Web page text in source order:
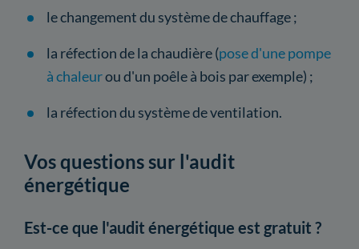
le changement du système de chauffage ;
la réfection de la chaudière (pose d'une pompe
à chaleurou d'un poêle à bois par exemple) ;
la réfection du système de ventilation.
Vos questions sur l'audit
énergétique
Est-ce que l'audit énergétique est gratuit ?